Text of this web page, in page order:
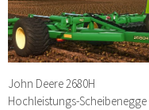
John Deere 2680H
Hochleistungs-Scheibenegge